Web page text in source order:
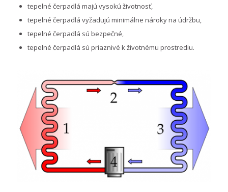
tepelné čerpadlá majú vysokú životnosť,
tepelné čerpadlá vyžadujú minimálne nároky na údržbu,
tepelné čerpadlá sú bezpečné,
tepelné čerpadlá sú priaznivé k životnému prostrediu.